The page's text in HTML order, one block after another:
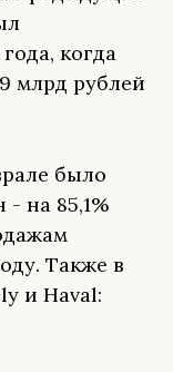
когда
млрд рублей
было
на 85,1%
Также в
и Haval: